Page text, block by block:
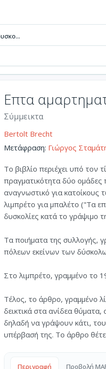
Επτα
Σύμμεικτα
Bertolt Brecht
Μετάφραση: Γιώργος
Το βιβλίο περιέχει υπό τον
πραγματικότητα δύο
αναγνωστικό για
λιμπρέτο για μπαλέτο ("Τα
δυσκολίες κατά το γράψιμο
Τα ποιήματα της συλλογής,
πόλεων εκείνων των
Στο λιμπρέτο, γραμμένο το
Τέλος, το άρθρο, γραμμένο
δεικτικά στα ανίδεα
δηλαδή να γράψουν κάτι,
υπέρβασή της. Το άρθρο
Περιγραφή Προβολή